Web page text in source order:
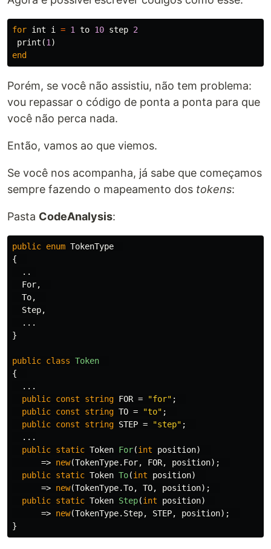
for int i = 1 to 10 step 2
print (1 )
end
Porém, se você não assistiu, não tem problema:
vou repassar o código de ponta a ponta para que
você não perca nada.
Então, vamos ao que viemos.
Se você nos acompanha, já sabe que começamos
sempre fazendo o mapeamento dos tokens:
Pasta CodeAnalysis:
public enum TokenType
{
..
For,
To,
Step,
...
}
public class Token
{
...
public const string FOR = "for" ;
public const string TO = "to" ;
public const string STEP = "step" ;
...
public static Token For(int position)
=> new(TokenType. For, FOR, position);
public static Token To(int position)
=> new(TokenType.To, TO, position);
public static Token Step(int position)
=> new(TokenType. Step, STEP, position);
}